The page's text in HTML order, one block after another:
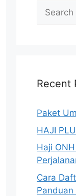
Search
for:
Recent
Paket
HAJI
Haji
Cara